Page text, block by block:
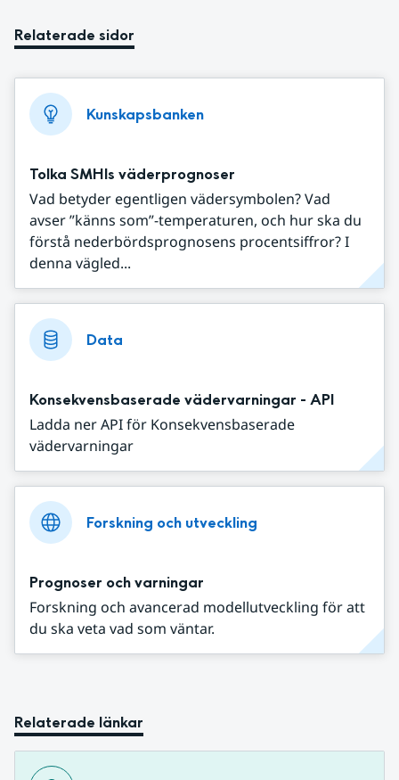
Relaterade sidor
Kunskapsbanken
Tolka SMHIs väderprognoser
Vad betyder egentligen vädersymbolen? Vad
avser ”känns som”-temperaturen, och hur ska du
förstå nederbördsprognosens procentsiffror? I
denna vägled...
Data
Konsekvensbaserade vädervarningar - API
Ladda ner API för Konsekvensbaserade
vädervarningar
Forskning och utveckling
Prognoser och varningar
Forskning och avancerad modellutveckling för att
du ska veta vad som väntar.
Relaterade länkar